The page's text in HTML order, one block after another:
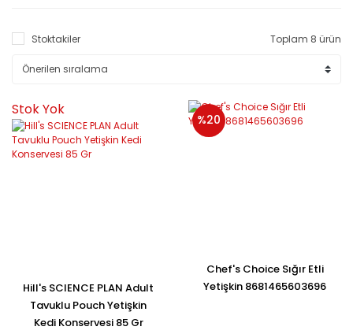
Stoktakiler Toplam 8 ürün
Stok Yok
Hill's SCIENCE PLAN Adult
Tavuklu Pouch Yetişkin
Kedi Konservesi 85 Gr
%20
Chef's Choice Sığır Etli
Yetişkin 8681465603696